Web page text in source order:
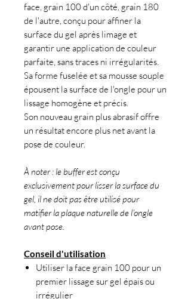
face, grain 100 d'un côté, grain 180
de l'autre, conçu pour affiner la
surface du gel après limage et
garantir une application de couleur
parfaite, sans traces ni irrégularités.
Sa forme fuselée et sa mousse souple
épousent la surface de l'ongle pour un
lissage homogène et précis.
Son nouveau grain plus abrasif offre
un résultat encore plus net avant la
pose de couleur.
À noter : le buffer est conçu
exclusivement pour lisser la surface du
gel, il ne doit pas être utilisé pour
matifier la plaque naturelle de l'ongle
avant pose.
Conseil d'utilisation
Utiliser la face grain 100 pour un
premier lissage sur gel épais ou
irrégulier